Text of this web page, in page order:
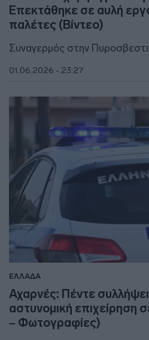
Επεκτάθηκε σε αυλή
παλέτες (Βίντεο)
Συναγερμός στην
01.06.2026 - 23:27
ΕΛΛΑΔΑ
Αχαρνές: Πέντε
αστυνομική επιχείρηση
– Φωτογραφίες)